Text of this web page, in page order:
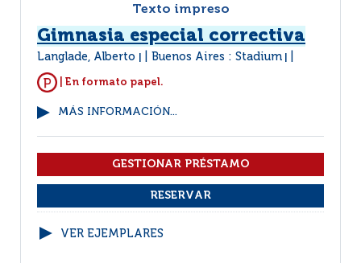
Texto impreso
Gimnasia especial correctiva
Langlade, Alberto Buenos Aires : Stadium
| En formato papel.
MÁS INFORMACIÓN...
VER EJEMPLARES